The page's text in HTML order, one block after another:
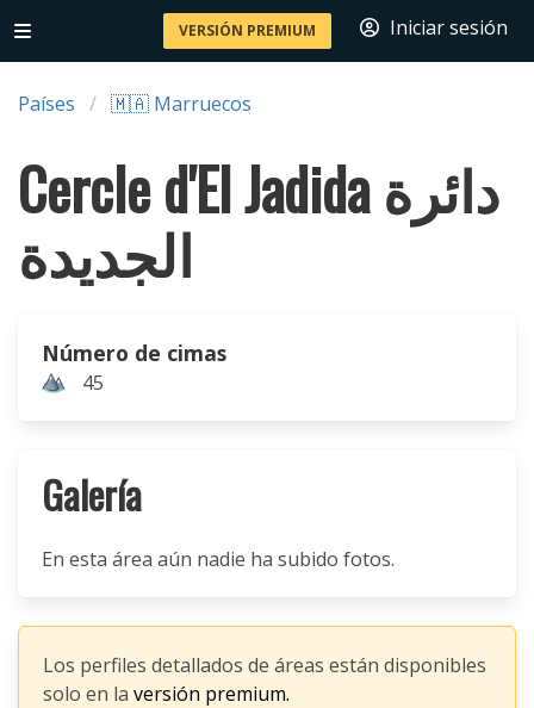
VERSIÓN PREMIUM Iniciar sesión
Países 🇲🇦 Marruecos
Cercle d'El Jadida دائرة
الجديدة
Número de cimas
45
Galería
En esta área aún nadie ha subido fotos.
Los perfiles detallados de áreas están disponibles
solo en la versión premium.